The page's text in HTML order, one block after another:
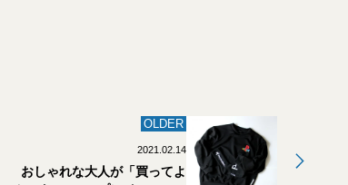
OLDER
2021.02.14
おしゃれな大人が「買ってよ